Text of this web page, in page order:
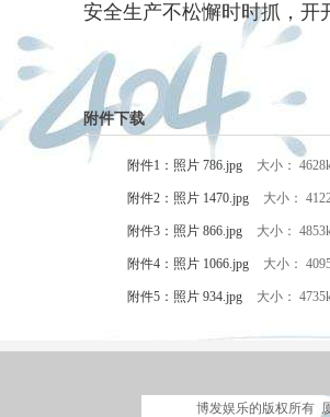
安全生产不松懈时时抓，开
附件下载
附件1：照片 786.jpg 大小：
附件2：照片 1470.jpg 大小：
附件3：照片 866.jpg 大小：
附件4：照片 1066.jpg 大小：
附件5：照片 934.jpg 大小：
博发娱乐的版权所有